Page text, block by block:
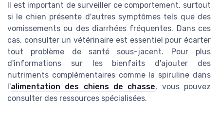
Il est important de surveiller ce comportement, surtout
si le chien présente d'autres symptômes tels que des
vomissements ou des diarrhées fréquentes. Dans ces
cas, consulter un vétérinaire est essentiel pour écarter
tout problème de santé sous-jacent. Pour plus
d'informations sur les bienfaits d'ajouter des
nutriments complémentaires comme la spiruline dans
l'alimentation des chiens de chasse, vous pouvez
consulter des ressources spécialisées.